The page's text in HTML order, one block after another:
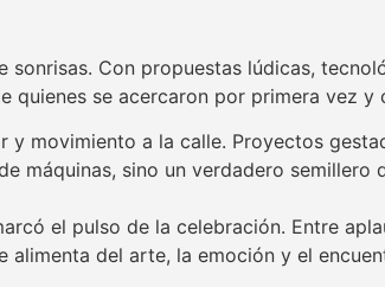
sonrisas. Con propuestas lúdicas,
quienes se acercaron por primera vez
y movimiento a la calle. Proyectos
máquinas, sino un verdadero semillero
el pulso de la celebración. Entre
del arte, la emoción y el